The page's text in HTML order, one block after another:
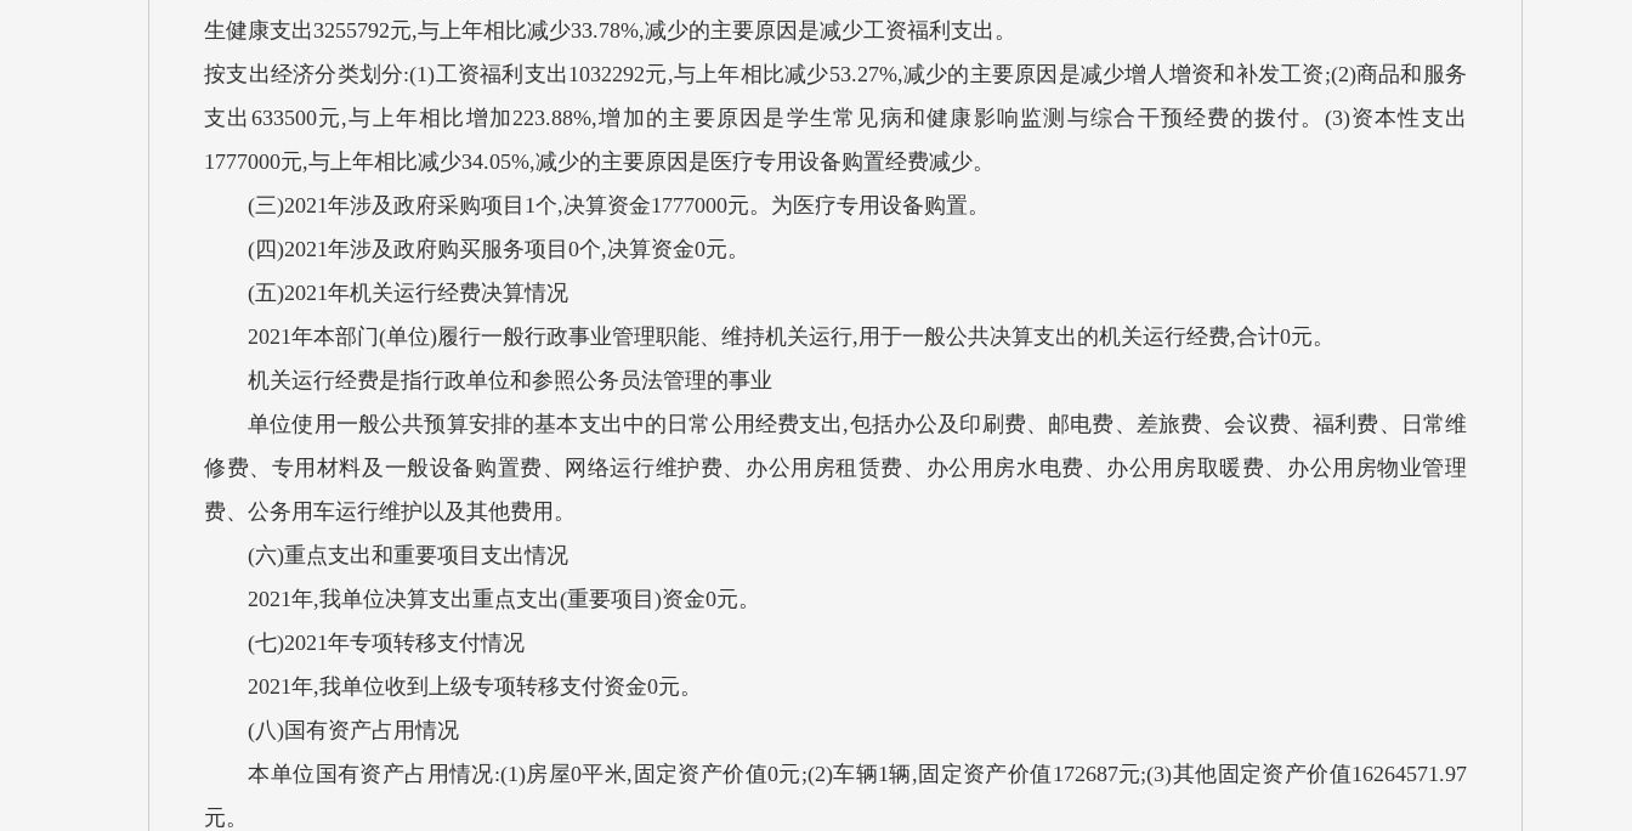
生健康支出3255792元,与上年相比减少33.78%,减少的主要原因是减少工资福利支出。
按支出经济分类划分:(1)工资福利支出1032292元,与上年相比减少53.27%,减少的主要原因是减少增人增资和补发工资;(2)商品和服务
支出633500元,与上年相比增加223.88%,增加的主要原因是学生常见病和健康影响监测与综合干预经费的拨付。(3)资本性支出
1777000元,与上年相比减少34.05%,减少的主要原因是医疗专用设备购置经费减少。
(三)2021年涉及政府采购项目1个,决算资金1777000元。为医疗专用设备购置。
(四)2021年涉及政府购买服务项目0个,决算资金0元。
(五)2021年机关运行经费决算情况
2021年本部门(单位)履行一般行政事业管理职能、维持机关运行,用于一般公共决算支出的机关运行经费,合计0元。
机关运行经费是指行政单位和参照公务员法管理的事业
单位使用一般公共预算安排的基本支出中的日常公用经费支出,包括办公及印刷费、邮电费、差旅费、会议费、福利费、日常维
修费、专用材料及一般设备购置费、网络运行维护费、办公用房租赁费、办公用房水电费、办公用房取暖费、办公用房物业管理
费、公务用车运行维护以及其他费用。
(六)重点支出和重要项目支出情况
2021年,我单位决算支出重点支出(重要项目)资金0元。
(七)2021年专项转移支付情况
2021年,我单位收到上级专项转移支付资金0元。
(八)国有资产占用情况
本单位国有资产占用情况:(1)房屋0平米,固定资产价值0元;(2)车辆1辆,固定资产价值172687元;(3)其他固定资产价值16264571.97
元。